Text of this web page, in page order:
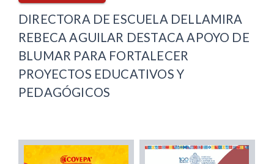
DIRECTORA DE ESCUELA DELLAMIRA
REBECA AGUILAR DESTACA APOYO DE
BLUMAR PARA FORTALECER
PROYECTOS EDUCATIVOS Y
PEDAGÓGICOS